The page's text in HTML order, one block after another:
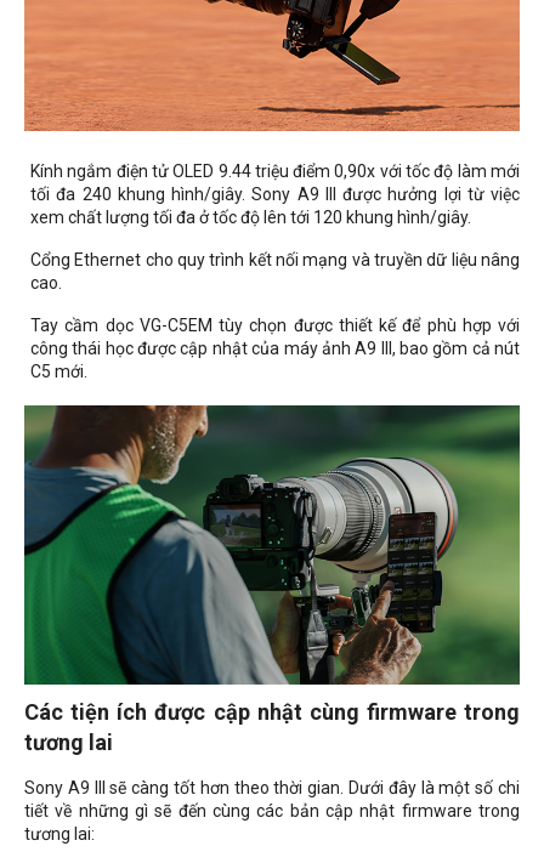
Kính ngắm điện tử OLED 9.44 triệu điểm 0,90x với tốc độ làm mới
tối đa 240 khung hình/giây. Sony A9 III được hưởng lợi từ việc
xem chất lượng tối đa ở tốc độ lên tới 120 khung hình/giây.
Cổng Ethernet cho quy trình kết nối mạng và truyền dữ liệu nâng
cao.
Tay cầm dọc VG-C5EM tùy chọn được thiết kế để phù hợp với
công thái học được cập nhật của máy ảnh A9 III, bao gồm cả nút
C5 mới.
Các tiện ích được cập nhật cùng firmware trong
tương lai
Sony A9 III sẽ càng tốt hơn theo thời gian. Dưới đây là một số chi
tiết về những gì sẽ đến cùng các bản cập nhật firmware trong
tương lai: